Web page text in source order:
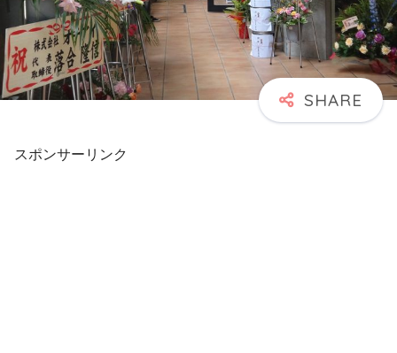
スポンサーリンク